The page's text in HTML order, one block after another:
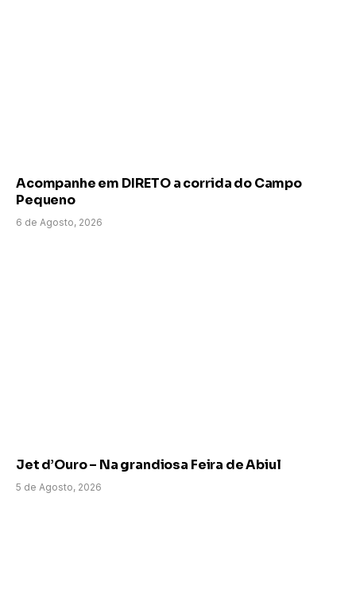
Acompanhe em DIRETO a corrida do Campo
Pequeno
6 de Agosto, 2026
Jet d’Ouro – Na grandiosa Feira de Abiul
5 de Agosto, 2026